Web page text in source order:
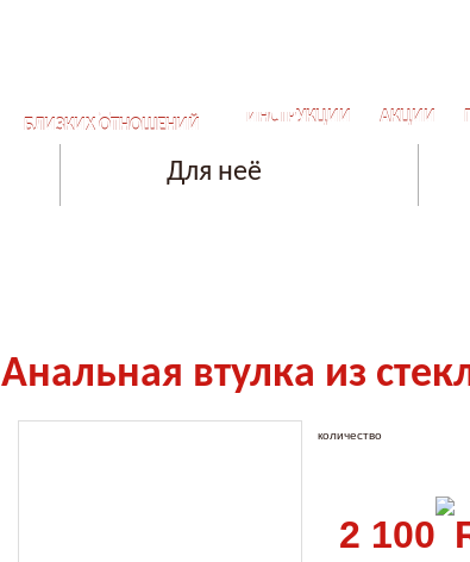
СЕКРЕТЫ ДЛЯ САМЫХ
БЛИЗКИХ ОТНОШЕНИЙ
ИНСТРУКЦИИ АКЦИИ
Для неё
Aнальная втулка из
количество
2 100